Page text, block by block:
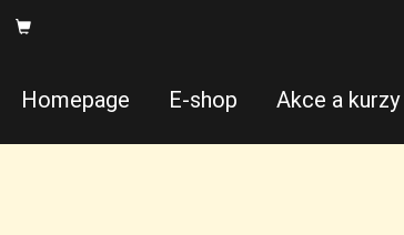
Homepage E-shop Akce a kurzy